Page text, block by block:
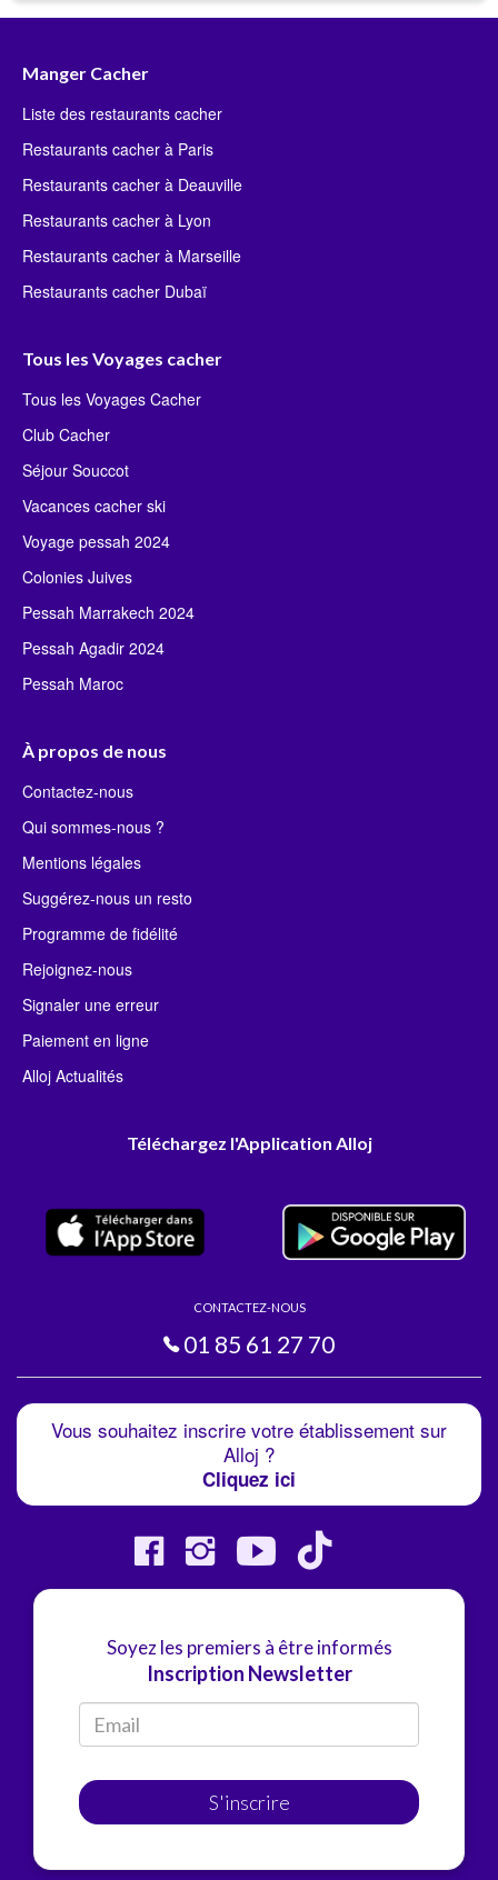
Manger Cacher
Liste des restaurants cacher
Restaurants cacher à Paris
Restaurants cacher à Deauville
Restaurants cacher à Lyon
Restaurants cacher à Marseille
Restaurants cacher Dubaï
Tous les Voyages cacher
Tous les Voyages Cacher
Club Cacher
Séjour Souccot
Vacances cacher ski
Voyage pessah 2024
Colonies Juives
Pessah Marrakech 2024
Pessah Agadir 2024
Pessah Maroc
À propos de nous
Contactez-nous
Qui sommes-nous ?
Mentions légales
Suggérez-nous un resto
Programme de fidélité
Rejoignez-nous
Signaler une erreur
Paiement en ligne
Alloj Actualités
Téléchargez l'Application Alloj
CONTACTEZ-NOUS
01 85 61 27 70
Vous souhaitez inscrire votre établissement sur
Alloj ?
Cliquez ici
Soyez les premiers à être informés
Inscription Newsletter
S'inscrire